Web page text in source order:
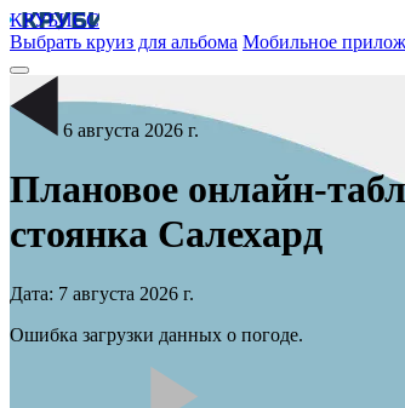
КРУБИСС
Выбрать круиз для альбома Мобильное
6 августа 2026 г.
Плановое онлайн-
стоянка Салехард
Дата: 7 августа 2026 г.
Ошибка загрузки данных о погоде.